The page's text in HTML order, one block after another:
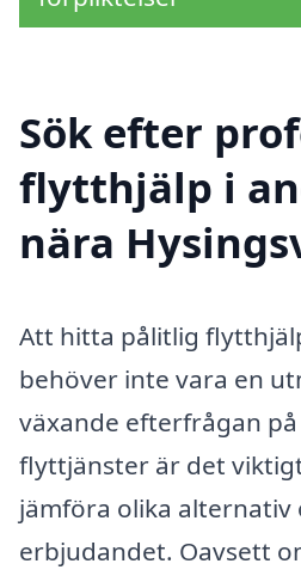
Sök efter
flytthjälp i
nära
Att hitta pålitlig
behöver inte vara en
växande efterfrågan
flyttjänster är det
jämföra olika alternativ
erbjudandet. Oavsett